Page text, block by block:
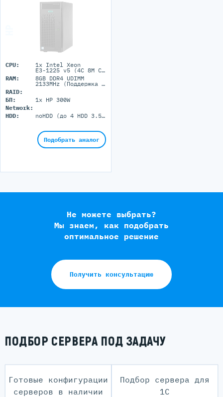
CPU: 1x Intel Xeon
E3-1225 v5 (4C 8M Cache 3.30 GHz)
RAM:
8GB DDR4 UDIMM
2133MHz (Поддержка до 64GB максимально, 4 DIMM порта)
RAID:
БП:
1x HP 300W
Network:
HDD:
noHDD (до 4 HDD 3.5'' LFF)
Подобрать аналог
Не можете выбрать?
Мы знаем, как подобрать
оптимальное решение
Получить консультацию
ПОДБОР СЕРВЕРА ПОД ЗАДАЧУ
Готовые конфигурации
серверов в наличии
Подбор сервера для
1С